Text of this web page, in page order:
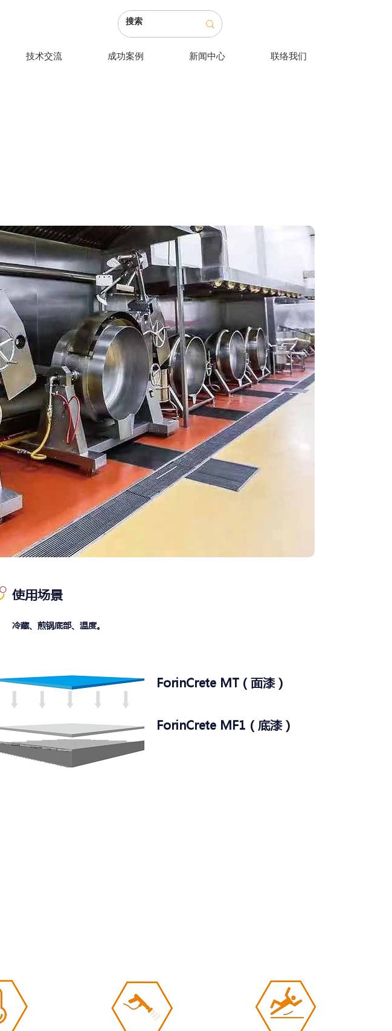
技术交流 成功案例 新闻中心 联络我们
使用场景
冷藏、煎锅底部、温度。
ForinCrete MT（面漆）
ForinCrete MF1（底漆）